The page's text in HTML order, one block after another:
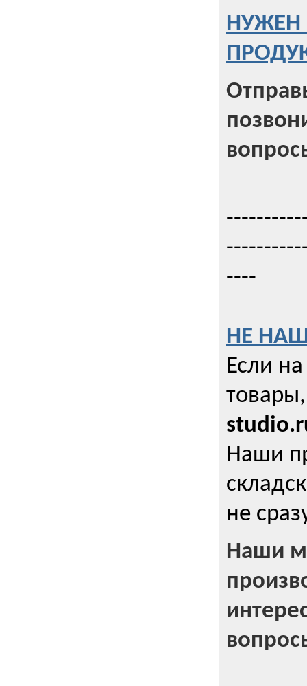
НУЖЕН
----
НЕ
Если
Наши
не
Наши